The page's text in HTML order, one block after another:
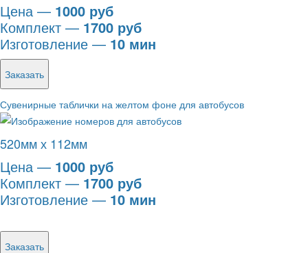
Цена — 1000 руб
Комплект — 1700 руб
Изготовление — 10 мин
Заказать
Сувенирные таблички на желтом фоне для автобусов
520мм х 112мм
Цена — 1000 руб
Комплект — 1700 руб
Изготовление — 10 мин
Заказать